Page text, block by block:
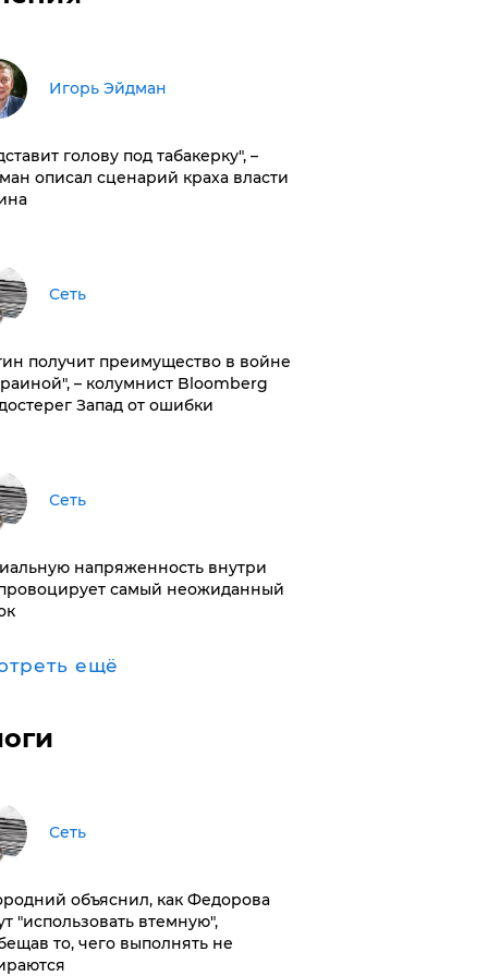
Игорь Эйдман
голову под табакерку", –
описал сценарий краха власти
Сеть
получит преимущество в войне
– колумнист Bloomberg
Запад от ошибки
Сеть
напряженность внутри
самый неожиданный
ещё
Сеть
объяснил, как Федорова
"использовать втемную",
то, чего выполнять не